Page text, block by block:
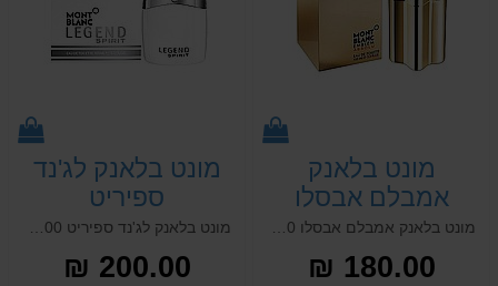
מונט בלאנק
אמבלם אבסלו
מונט בלאנק אמבלם אבסלו 100 מ"ל א.ד.ט MONT BLANC EMBLEM ABSOLU 100 ML E.D.T
180.00 ₪
מונט בלאנק לג'נד
ספיריט
מונט בלאנק לג'נד ספיריט 100 מ"ל א.ד.ט MONT BLANC LEGEND SPIRIT 100 ML E.D.T
200.00 ₪